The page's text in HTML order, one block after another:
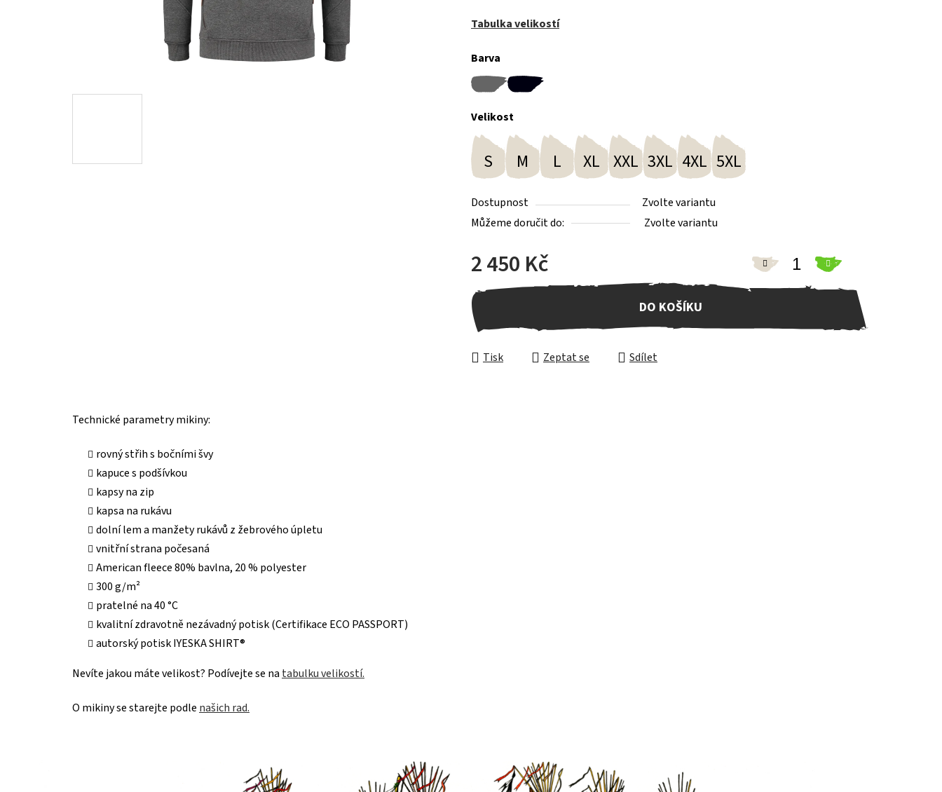
Tabulka velikostí
Barva
Velikost
S M L XL XXL 3XL 4XL 5XL
Dostupnost
Zvolte variantu
Můžeme doručit do:
Zvolte variantu
2 450 Kč
Měrná cena:
DO KOŠÍKU
Tisk Zeptat se Sdílet
Technické parametry mikiny:
rovný střih s bočními švy
kapuce s podšívkou
kapsy na zip
kapsa na rukávu
dolní lem a manžety rukávů z žebrového úpletu
vnitřní strana počesaná
American fleece 80% bavlna, 20 % polyester
300 g/m²
pratelné na 40 °C
kvalitní zdravotně nezávadný potisk (Certifikace ECO PASSPORT)
autorský potisk IYESKA SHIRT®
Nevíte jakou máte velikost? Podívejte se na tabulku velikostí.
O mikiny se starejte podle našich rad.